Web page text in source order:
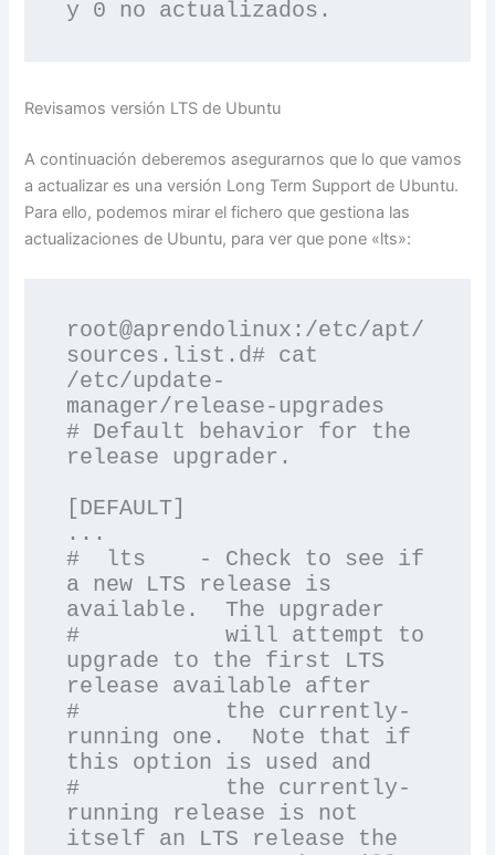
Revisamos versión LTS de Ubuntu
A continuación deberemos asegurarnos que lo que vamos
a actualizar es una versión Long Term Support de Ubuntu.
Para ello, podemos mirar el fichero que gestiona las
actualizaciones de Ubuntu, para ver que pone «lts»:
root@aprendolinux:/etc/apt/
sources.list.d# cat
/etc/update-
manager/release-upgrades
# Default behavior for the
release upgrader.
[DEFAULT]
...
#  lts    - Check to see if
a new LTS release is
available.  The upgrader
#           will attempt to
upgrade to the first LTS
release available after
#           the currently-
running one.  Note that if
this option is used and
#           the currently-
running release is not
itself an LTS release the